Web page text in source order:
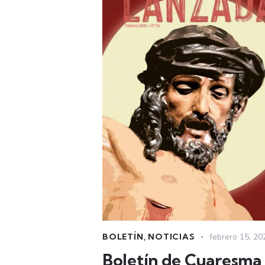
BOLETÍN, NOTICIAS febrero 15,
Boletín de Cuaresma